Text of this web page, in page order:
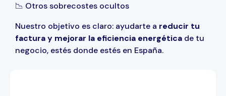
📉 Otros sobrecostes ocultos
Nuestro objetivo es claro: ayudarte a reducir tu
factura y mejorar la eficiencia energética de tu
negocio, estés donde estés en España.